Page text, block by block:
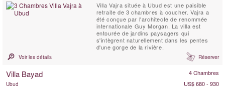
Villa Vajra située à Ubud est une paisible
retraite de 3 chambres à coucher. Vajra a
été conçue par l'architecte de renommée
internationale Guy Morgan. La villa est
entourée de jardins paysagers qui
s'intègrent naturellement dans les pentes
d'une gorge de la rivière.
Voir les détails Réserver
Villa Bayad 4 Chambres
Ubud
US$ 680 - 930